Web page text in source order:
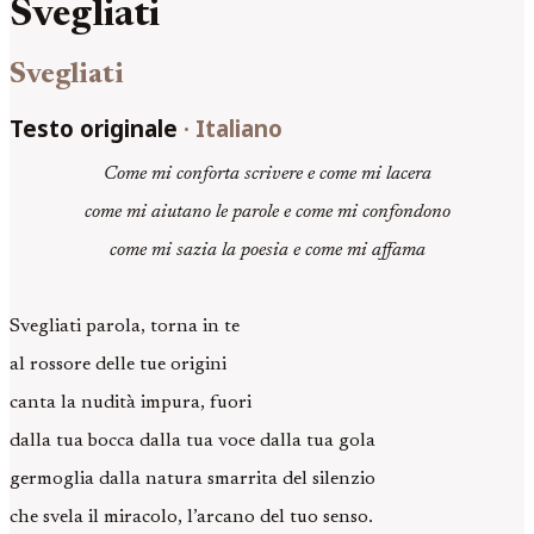
Svegliati
Svegliati
Testo originale · Italiano
Come mi conforta scrivere e come mi lacera
come mi aiutano le parole e come mi confondono
come mi sazia la poesia e come mi affama
Svegliati parola, torna in te
al rossore delle tue origini
canta la nudità impura, fuori
dalla tua bocca dalla tua voce dalla tua gola
germoglia dalla natura smarrita del silenzio
che svela il miracolo, l’arcano del tuo senso.